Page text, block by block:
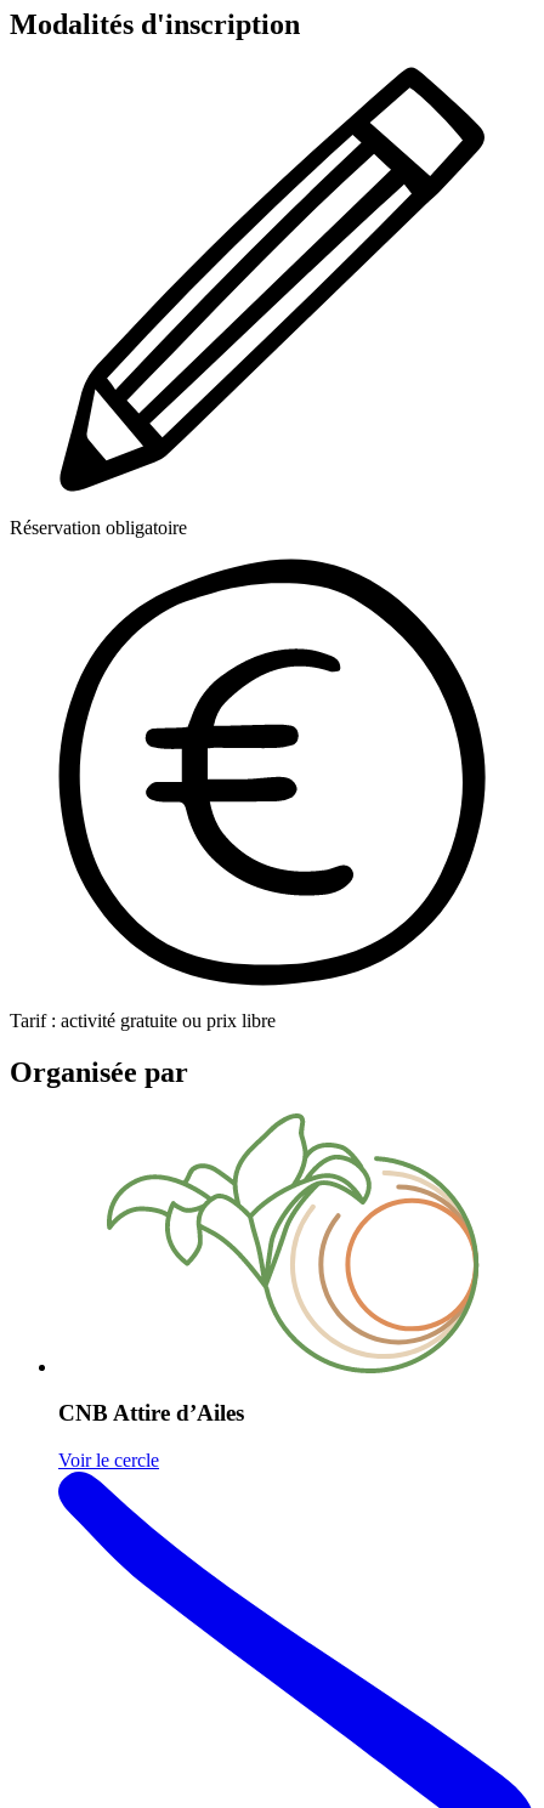
Modalités d'inscription
Réservation obligatoire
Tarif : activité gratuite ou prix libre
Organisée par
CNB Attire d’Ailes
Voir le cercle